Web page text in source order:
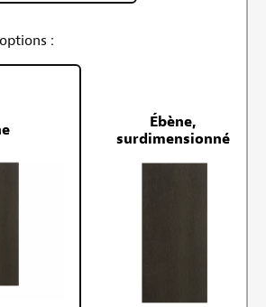
:
Ébène,
surdimensionné